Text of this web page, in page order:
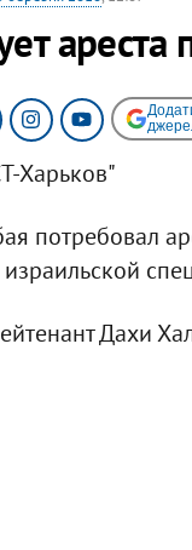
Харьков"
потребовал
израильской
Дахи